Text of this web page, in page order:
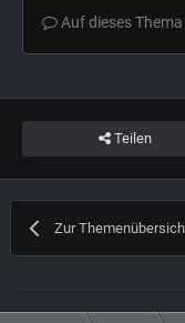
Auf dieses
Teilen
Zur